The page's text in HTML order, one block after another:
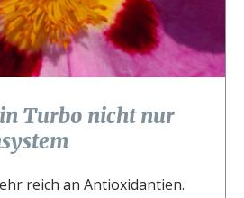
Turbo nicht nur
reich an Antioxidantien.